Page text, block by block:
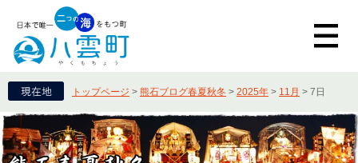
トップページ > 熊石ブログ春夏秋冬 > 2025年 > 11月 > 7日